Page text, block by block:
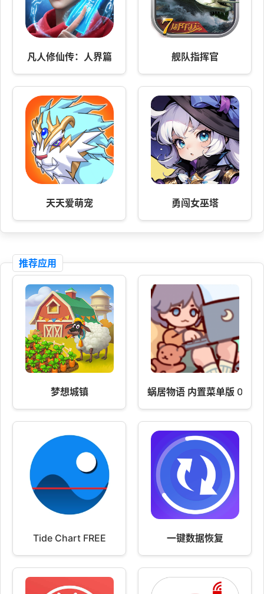
凡人修仙传：人界篇 舰队指挥官
天天爱萌宠 勇闯女巫塔
推荐应用
梦想城镇 蜗居物语 内置菜单版 0.334
Tide Chart FREE 一键数据恢复